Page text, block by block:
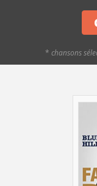
* chansons